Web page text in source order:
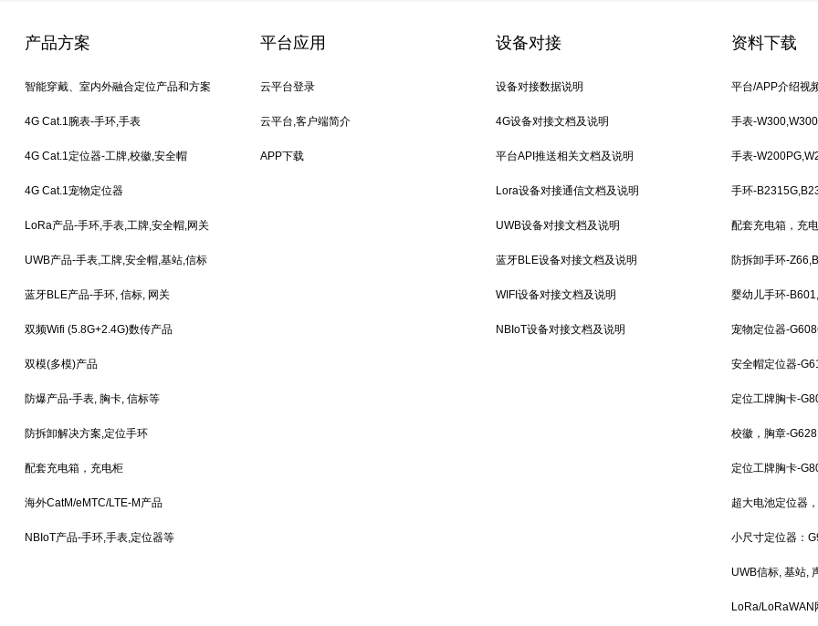
产品方案
智能穿戴、室内外融合定位产品和方案
4G Cat.1腕表-手环,手表
4G Cat.1定位器-工牌,校徽,安全帽
4G Cat.1宠物定位器
LoRa产品-手环,手表,工牌,安全帽,网关
UWB产品-手表,工牌,安全帽,基站,信标
蓝牙BLE产品-手环, 信标, 网关
双频Wifi (5.8G+2.4G)数传产品
双模(多模)产品
防爆产品-手表, 胸卡, 信标等
防拆卸解决方案,定位手环
配套充电箱，充电柜
海外CatM/eMTC/LTE-M产品
NBIoT产品-手环,手表,定位器等
平台应用
云平台登录
云平台,客户端简介
APP下载
设备对接
设备对接数据说明
4G设备对接文档及说明
平台API推送相关文档及说明
Lora设备对接通信文档及说明
UWB设备对接文档及说明
蓝牙BLE设备对接文档及说明
WIFI设备对接文档及说明
NBIoT设备对接文档及说明
资料下载
平台/APP介绍视
手表-
手表-
手环-
配套充电箱，充
防拆卸手环-
婴幼儿手环-
G608G
宠物定位器-
安全帽定位器-
定位工牌胸卡-
校徽，胸章-
定位工牌胸卡-
超大电池定位器
小尺寸定位器：
UWB信标, 基站,
LoRa/LoRaWAN